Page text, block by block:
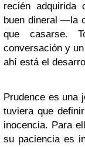
recién adquirida
buen dineral —la
que casarse.
conversación y
ahí está el
Prudence es una
tuviera que
inocencia. Para
su paciencia es